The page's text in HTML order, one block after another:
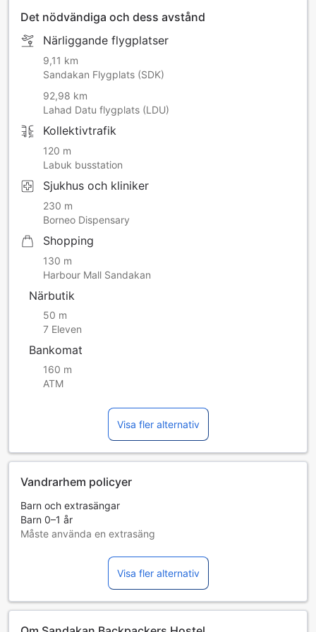
Det nödvändiga och dess avstånd
Närliggande flygplatser
9,11 km
Sandakan Flygplats (SDK)
92,98 km
Lahad Datu flygplats (LDU)
Kollektivtrafik
120 m
Labuk busstation
Sjukhus och kliniker
230 m
Borneo Dispensary
Shopping
130 m
Harbour Mall Sandakan
Närbutik
50 m
7 Eleven
Bankomat
160 m
ATM
Visa fler alternativ
Vandrarhem policyer
Barn och extrasängar
Barn 0–1 år
Måste använda en extrasäng
god kontrollera rummets beläggning för mer information.
Vid bokning av fler än 5 rum är det möjligt att andra regler
Visa fler alternativ